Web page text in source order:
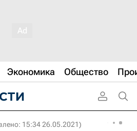
Экономика Общество
15:34 26.05.2021)